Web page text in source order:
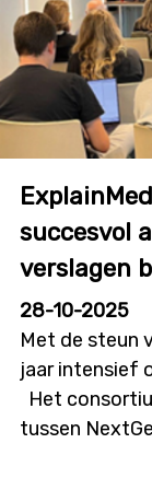
succesvol
verslagen
28-10-2025
Met de steun
jaar intensief
Het
tussen